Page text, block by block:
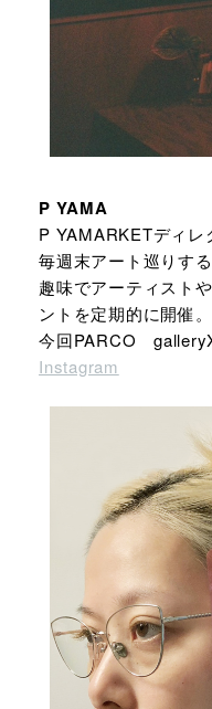
P YAMA
P YAMARKETディレ
毎週末アート巡りす
趣味でアーティスト
ントを定期的に開催。
今回PARCO
Instagram